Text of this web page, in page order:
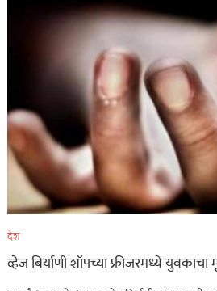
देश
व्हेज बिर्याणी शॉपच्या फ्रीजरमध्ये